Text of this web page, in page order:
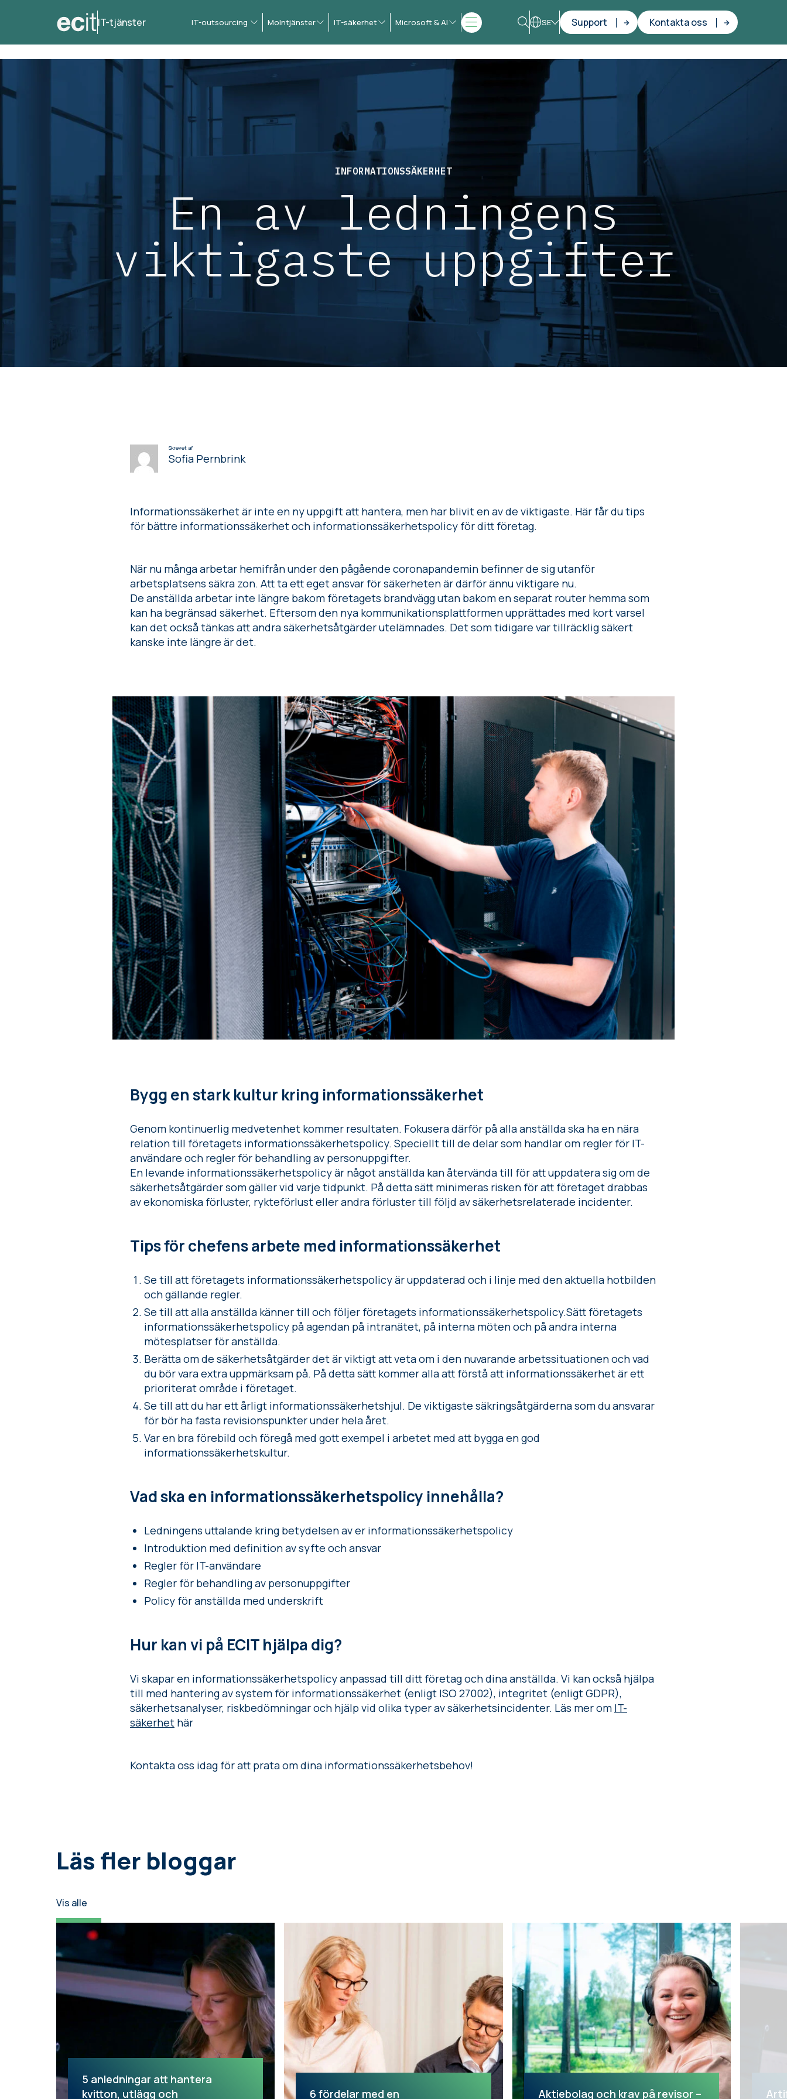
IT-tjänster IT-outsourcing Molntjänster IT-säkerhet Microsoft & AI SE Support Kontakta oss
INFORMATIONSSÄKERHET
En av ledningens
viktigaste uppgifter
Skrevet af
Sofia Pernbrink
Informationssäkerhet är inte en ny uppgift att hantera, men har blivit en av de viktigaste. Här får du tips
för bättre informationssäkerhet och informationssäkerhetspolicy för ditt företag.
När nu många arbetar hemifrån under den pågående coronapandemin befinner de sig utanför
arbetsplatsens säkra zon. Att ta ett eget ansvar för säkerheten är därför ännu viktigare nu.
De anställda arbetar inte längre bakom företagets brandvägg utan bakom en separat router hemma som
kan ha begränsad säkerhet. Eftersom den nya kommunikationsplattformen upprättades med kort varsel
kan det också tänkas att andra säkerhetsåtgärder utelämnades. Det som tidigare var tillräcklig säkert
kanske inte längre är det.
Bygg en stark kultur kring informationssäkerhet
Genom kontinuerlig medvetenhet kommer resultaten. Fokusera därför på alla anställda ska ha en nära
relation till företagets informationssäkerhetspolicy. Speciellt till de delar som handlar om regler för IT-
användare och regler för behandling av personuppgifter.
En levande informationssäkerhetspolicy är något anställda kan återvända till för att uppdatera sig om de
säkerhetsåtgärder som gäller vid varje tidpunkt. På detta sätt minimeras risken för att företaget drabbas
av ekonomiska förluster, rykteförlust eller andra förluster till följd av säkerhetsrelaterade incidenter.
Tips för chefens arbete med informationssäkerhet
Se till att företagets informationssäkerhetspolicy är uppdaterad och i linje med den aktuella hotbilden
och gällande regler.
Se till att alla anställda känner till och följer företagets informationssäkerhetspolicy.Sätt företagets
informationssäkerhetspolicy på agendan på intranätet, på interna möten och på andra interna
mötesplatser för anställda.
Berätta om de säkerhetsåtgärder det är viktigt att veta om i den nuvarande arbetssituationen och vad
du bör vara extra uppmärksam på. På detta sätt kommer alla att förstå att informationssäkerhet är ett
prioriterat område i företaget.
Se till att du har ett årligt informationssäkerhetshjul. De viktigaste säkringsåtgärderna som du ansvarar
för bör ha fasta revisionspunkter under hela året.
Var en bra förebild och föregå med gott exempel i arbetet med att bygga en god
informationssäkerhetskultur.
Vad ska en informationssäkerhetspolicy innehålla?
Ledningens uttalande kring betydelsen av er informationssäkerhetspolicy
Introduktion med definition av syfte och ansvar
Regler för IT-användare
Regler för behandling av personuppgifter
Policy för anställda med underskrift
Hur kan vi på ECIT hjälpa dig?
Vi skapar en informationssäkerhetspolicy anpassad till ditt företag och dina anställda. Vi kan också hjälpa
till med hantering av system för informationssäkerhet (enligt ISO 27002), integritet (enligt GDPR),
säkerhetsanalyser, riskbedömningar och hjälp vid olika typer av säkerhetsincidenter. Läs mer om IT-
säkerhet här
Kontakta oss idag för att prata om dina informationssäkerhetsbehov!
Läs fler bloggar
Vis alle
5 anledningar att hantera
kvitton, utlägg och
6 fördelar med en Aktiebolag och krav på revisor –